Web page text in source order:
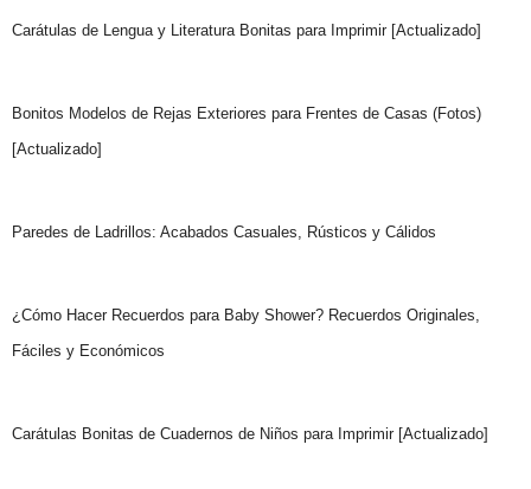
Carátulas de Lengua y Literatura Bonitas para Imprimir [Actualizado]
Bonitos Modelos de Rejas Exteriores para Frentes de Casas (Fotos)
[Actualizado]
Paredes de Ladrillos: Acabados Casuales, Rústicos y Cálidos
¿Cómo Hacer Recuerdos para Baby Shower? Recuerdos Originales,
Fáciles y Económicos
Carátulas Bonitas de Cuadernos de Niños para Imprimir [Actualizado]